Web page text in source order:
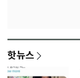
핫뉴스